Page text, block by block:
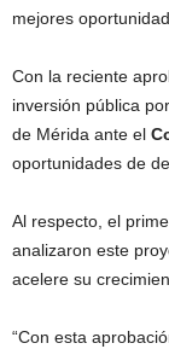
mejores
Con la reciente
inversión pública
de Mérida ante el
oportunidades de
Al respecto, el
analizaron este
acelere su
“Con esta